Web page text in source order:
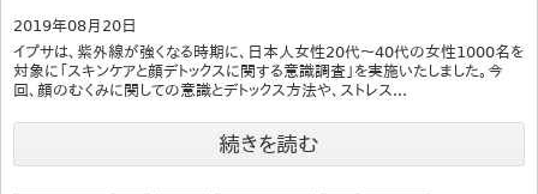
2019年08月20日
イプサは、紫外線が強くなる時期に、日本人女性20代～40代の女性1000名を
対象に「スキンケアと顔デトックスに関する意識調査」を実施いたしました。今
回、顔のむくみに関しての意識とデトックス方法や、ストレス...
続きを読む